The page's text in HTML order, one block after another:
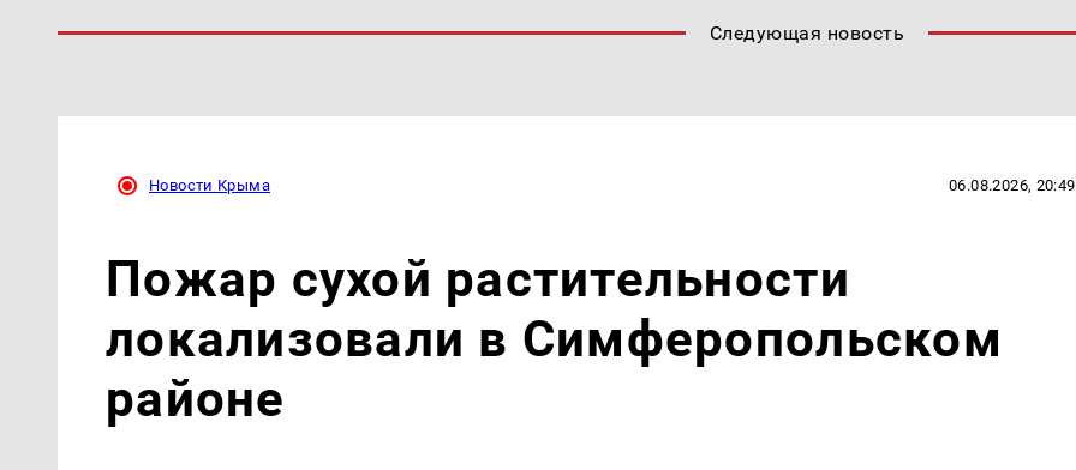
Следующая новость
Новости Крыма 06.08.2026, 20:49
Пожар сухой растительности
локализовали в Симферопольском
районе